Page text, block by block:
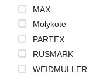
MAX
Molykote
PARTEX
RUSMARK
WEIDMULLER